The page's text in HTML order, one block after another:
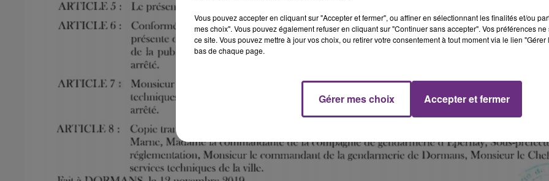
Vous pouvez accepter en cliquant sur "Accepter et fermer", ou affiner en sélectionnant les finalités et/ou
mes choix". Vous pouvez également refuser en cliquant sur "Continuer sans accepter". Vos préférences
ce site. Vous pouvez mettre à jour vos choix, ou retirer votre consentement à tout moment via le lien
bas de chaque page.
Gérer mes choix Accepter et fermer